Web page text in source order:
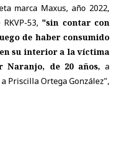
marca Maxus, año 2022,
53, "sin contar con
de haber consumido
su interior a la víctima
Naranjo, de 20 años, a
Priscilla Ortega González",